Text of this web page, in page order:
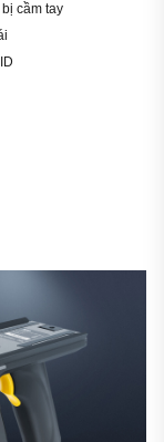
cầm tay